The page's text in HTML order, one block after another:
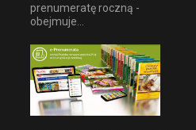
prenumeratę roczną -
obejmuje...